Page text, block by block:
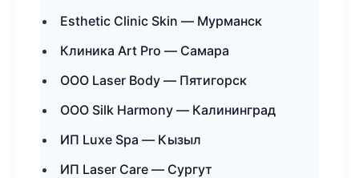
Esthetic Clinic Skin — Мурманск
Клиника Art Pro — Самара
ООО Laser Body — Пятигорск
ООО Silk Harmony — Калининград
ИП Luxe Spa — Кызыл
ИП Laser Care — Сургут